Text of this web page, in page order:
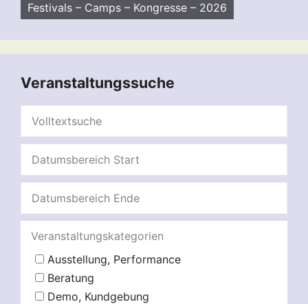
Festivals – Camps – Kongresse – 2026
Veranstaltungssuche
Veranstaltungskategorien
Ausstellung, Performance
Beratung
Demo, Kundgebung